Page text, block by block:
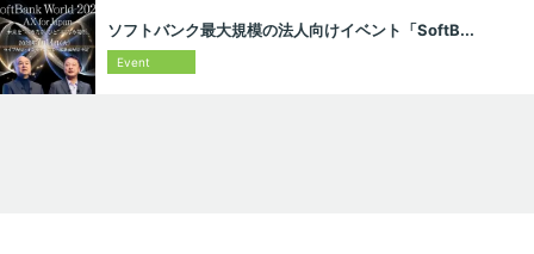
ソフトバンク最大規模の法人向けイベント「SoftB...
Event